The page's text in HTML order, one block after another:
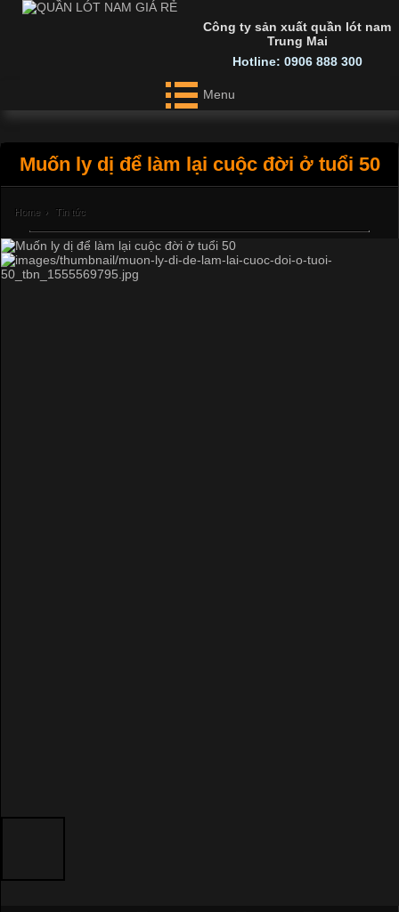
Công ty sản xuất quần lót nam
Trung Mai
Hotline: 0906 888 300
Menu
Muốn ly dị để làm lại cuộc đời ở tuổi 50
Home › Tin tức